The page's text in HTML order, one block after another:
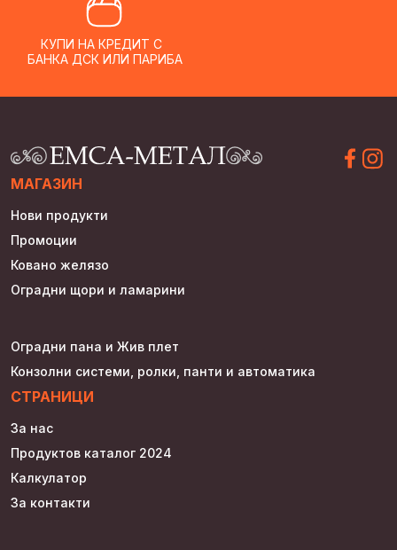
КУПИ НА КРЕДИТ С
БАНКА ДСК ИЛИ ПАРИБА
МАГАЗИН
Нови продукти
Промоции
Ковано желязо
Оградни щори и ламарини
Оградни пана и Жив плет
Конзолни системи, ролки, панти и автоматика
СТРАНИЦИ
За нас
Продуктов каталог 2024
Калкулатор
За контакти